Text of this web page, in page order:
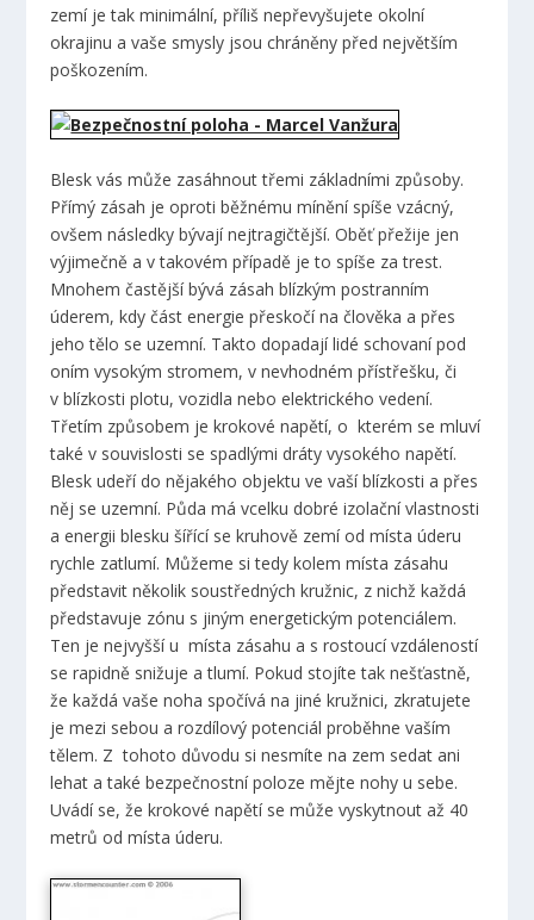
zemí je tak minimální, příliš nepřevyšujete okolní
okrajinu a vaše smysly jsou chráněny před největším
poškozením.
Blesk vás může zasáhnout třemi základními způsoby.
Přímý zásah je oproti běžnému mínění spíše vzácný,
ovšem následky bývají nejtragičtější. Oběť přežije jen
výjimečně a v takovém případě je to spíše za trest.
Mnohem častější bývá zásah blízkým postranním
úderem, kdy část energie přeskočí na člověka a přes
jeho tělo se uzemní. Takto dopadají lidé schovaní pod
oním vysokým stromem, v nevhodném přístřešku, či
v blízkosti plotu, vozidla nebo elektrického vedení.
Třetím způsobem je krokové napětí, o kterém se mluví
také v souvislosti se spadlými dráty vysokého napětí.
Blesk udeří do nějakého objektu ve vaší blízkosti a přes
něj se uzemní. Půda má vcelku dobré izolační vlastnosti
a energii blesku šířící se kruhově zemí od místa úderu
rychle zatlumí. Můžeme si tedy kolem místa zásahu
představit několik soustředných kružnic, z nichž každá
představuje zónu s jiným energetickým potenciálem.
Ten je nejvyšší u místa zásahu a s rostoucí vzdáleností
se rapidně snižuje a tlumí. Pokud stojíte tak nešťastně,
že každá vaše noha spočívá na jiné kružnici, zkratujete
je mezi sebou a rozdílový potenciál proběhne vaším
tělem. Z tohoto důvodu si nesmíte na zem sedat ani
lehat a také bezpečnostní poloze mějte nohy u sebe.
Uvádí se, že krokové napětí se může vyskytnout až 40
metrů od místa úderu.